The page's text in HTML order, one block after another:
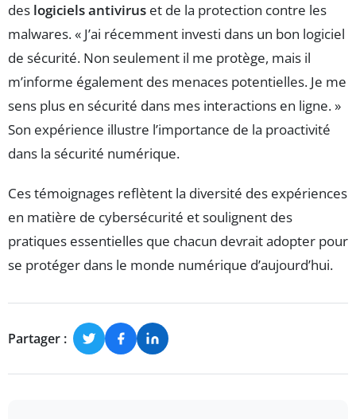
des logiciels antivirus et de la protection contre les
malwares. « J’ai récemment investi dans un bon logiciel
de sécurité. Non seulement il me protège, mais il
m’informe également des menaces potentielles. Je me
sens plus en sécurité dans mes interactions en ligne. »
Son expérience illustre l’importance de la proactivité
dans la sécurité numérique.
Ces témoignages reflètent la diversité des expériences
en matière de cybersécurité et soulignent des
pratiques essentielles que chacun devrait adopter pour
se protéger dans le monde numérique d’aujourd’hui.
Partager :